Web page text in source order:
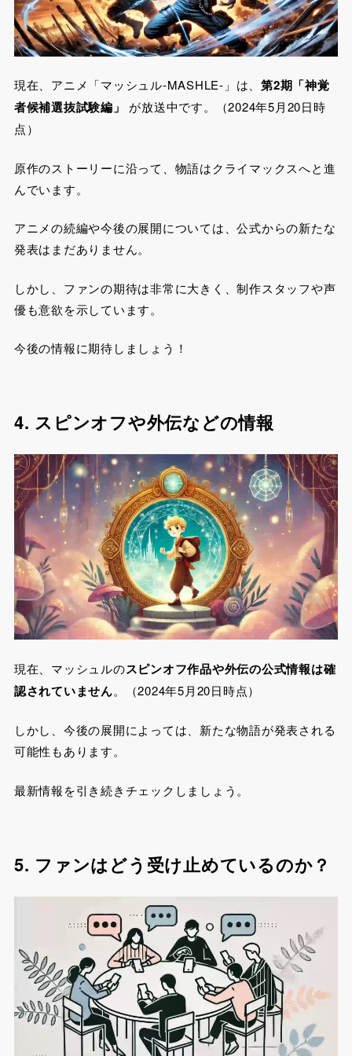
現在、アニメ「マッシュル-MASHLE-」は、第2期「神覚
者候補選抜試験編」
が放送中です。（2024年5月20日時
点）
原作のストーリーに沿って、物語はクライマックスへと進
んでいます。
アニメの続編や今後の展開については、公式からの新たな
発表はまだありません。
しかし、ファンの期待は非常に大きく、制作スタッフや声
優も意欲を示しています。
今後の情報に期待しましょう！
4. スピンオフや外伝などの情報
現在、マッシュルのスピンオフ作品や外伝の公式情報は確
認されていません。（2024年5月20日時点）
しかし、今後の展開によっては、新たな物語が発表される
可能性もあります。
最新情報を引き続きチェックしましょう。
5. ファンはどう受け止めているのか？